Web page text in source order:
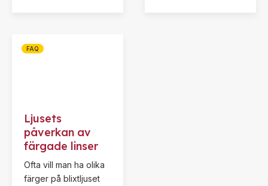
linsfärg är godkända
FAQ
Ljusets
påverkan av
färgade linser
Ofta vill man ha olika
färger på blixtljuset